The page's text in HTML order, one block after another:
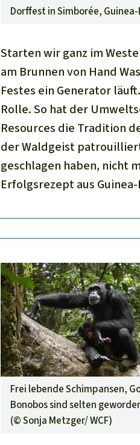
Dorffest in Simborée,
Starten wir ganz im
am Brunnen von Hand
Festes ein Generator
Rolle. So hat der
Resources die Tradition
der Waldgeist
geschlagen haben, nicht
Erfolgsrezept aus Guinea-
Frei lebende Schimpansen,
Bonobos sind selten
(©Sonja Metzger/ WCF)